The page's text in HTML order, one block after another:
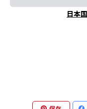
日本